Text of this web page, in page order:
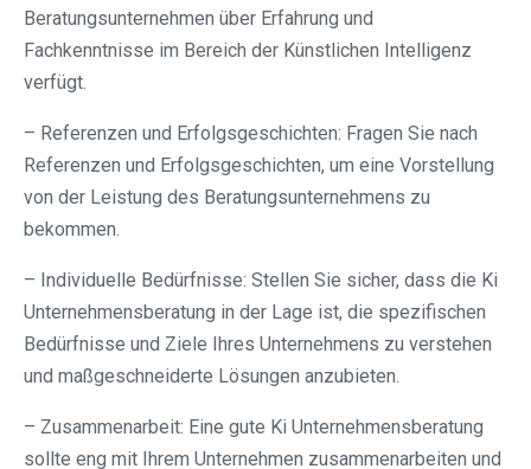
Beratungsunternehmen über Erfahrung und
Fachkenntnisse im Bereich der Künstlichen Intelligenz
verfügt.
– Referenzen und Erfolgsgeschichten: Fragen Sie nach
Referenzen und Erfolgsgeschichten, um eine Vorstellung
von der Leistung des Beratungsunternehmens zu
bekommen.
– Individuelle Bedürfnisse: Stellen Sie sicher, dass die Ki
Unternehmensberatung in der Lage ist, die spezifischen
Bedürfnisse und Ziele Ihres Unternehmens zu verstehen
und maßgeschneiderte Lösungen anzubieten.
– Zusammenarbeit: Eine gute Ki Unternehmensberatung
sollte eng mit Ihrem Unternehmen zusammenarbeiten und